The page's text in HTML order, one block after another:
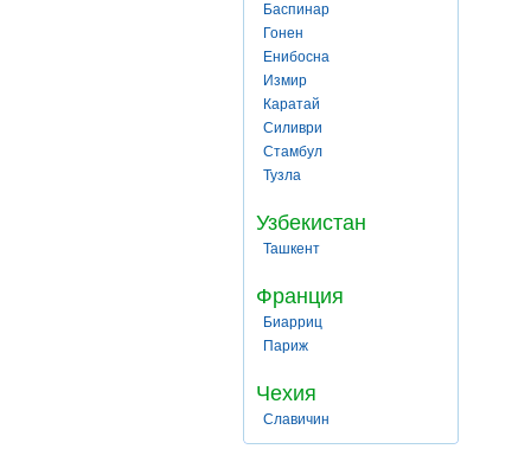
Баспинар
Гонен
Енибосна
Измир
Каратай
Силиври
Стамбул
Тузла
Узбекистан
Ташкент
Франция
Биарриц
Париж
Чехия
Славичин